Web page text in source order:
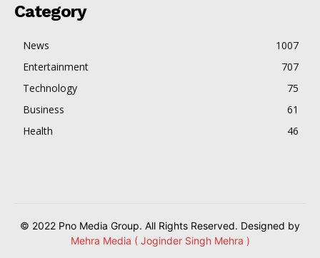
Category
News
1007
Entertainment
707
Technology
75
Business
61
Health
46
© 2022 Pno Media Group. All Rights Reserved. Designed by
Mehra Media ( Joginder Singh Mehra )